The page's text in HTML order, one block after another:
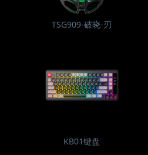
TSG909-破晓-刃
KB01键盘